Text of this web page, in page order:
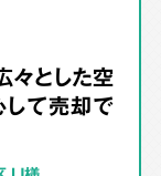
々とした空
して売却で